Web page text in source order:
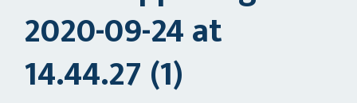
2020-09-24 at
14.44.27 (1)